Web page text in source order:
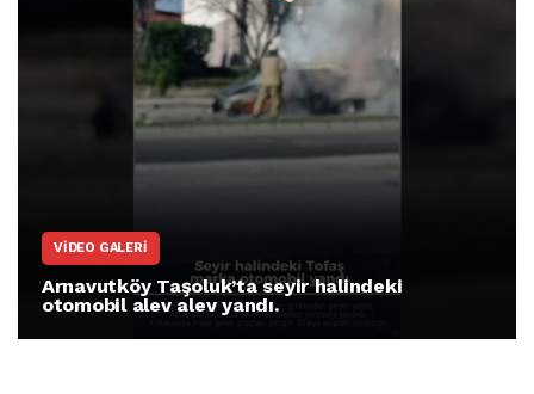
VIDEO GALERI
Arnavutköy Taşoluk’ta seyir halindeki
otomobil alev alev yandı.